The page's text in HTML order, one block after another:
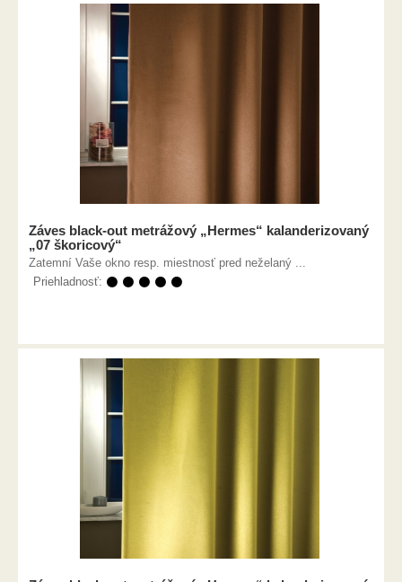
Záves black-out metrážový „Hermes“ kalanderizovaný
„07 škoricový“
Zatemní Vaše okno resp. miestnosť pred neželaný ...
Priehladnosť: ⚫ ⚫ ⚫ ⚫ ⚫